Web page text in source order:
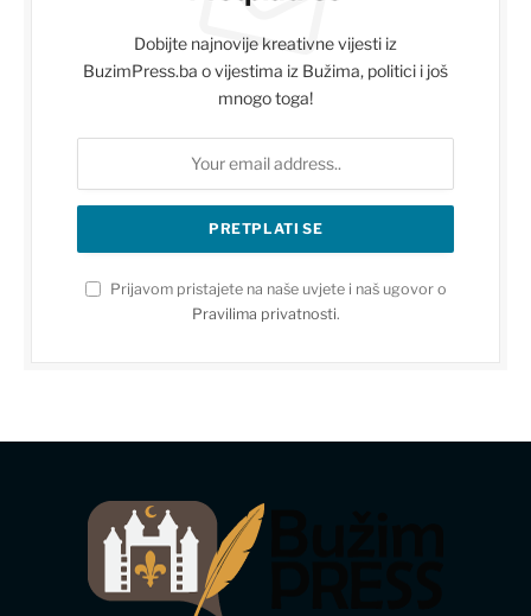
Dobijte najnovije kreativne vijesti iz
BuzimPress.ba o vijestima iz Bužima, politici i još
mnogo toga!
Prijavom pristajete na naše uvjete i naš ugovor o
Pravilima privatnosti.